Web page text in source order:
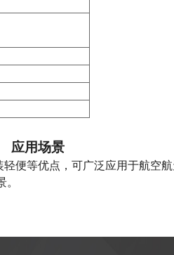
应用场景
便等优点，可广泛应用于航空